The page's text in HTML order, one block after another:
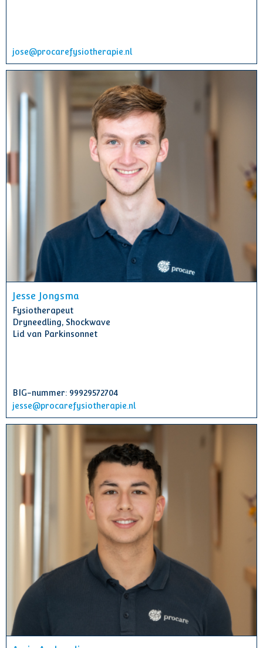
jose@procarefysiotherapie.nl
Jesse Jongsma
Fysiotherapeut
Dryneedling, Shockwave
Lid van Parkinsonnet
BIG-nummer: 99929572704
jesse@procarefysiotherapie.nl